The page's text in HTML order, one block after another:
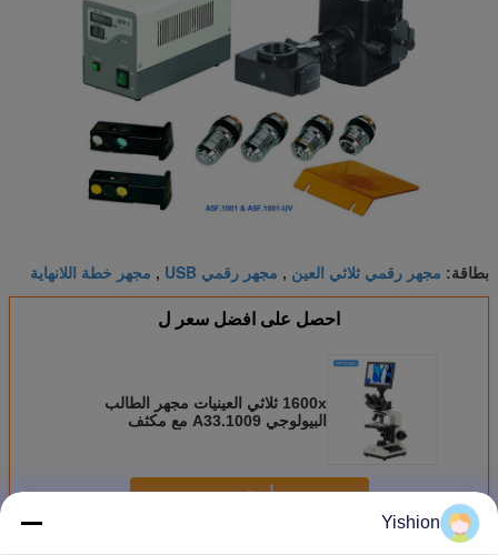
بطاقة: مجهر رقمي ثلاثي العين , مجهر رقمي USB , مجهر خطة اللانهاية
احصل على افضل سعر ل
1600x ثلاثي العينيات مجهر الطالب
البيولوجي A33.1009 مع مكثف
استمر
Yishion